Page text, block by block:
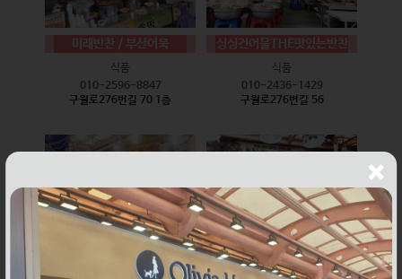
미래반찬 / 부산어묵
식품
010-2596-8847
구월로276번길 70 1층
싱싱건어물THE맛있는반찬
식품
010-2436-1429
구월로276번길 56
웰빙즉석손두부 윤하네건어물